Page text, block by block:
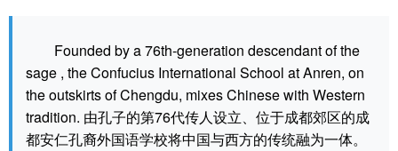
Founded by a 76th-generation descendant of the
sage , the Confucius International School at Anren, on
the outskirts of Chengdu, mixes Chinese with Western
tradition. 由孔子的第76代传人设立、位于成都郊区的成
都安仁孔裔外国语学校将中国与西方的传统融为一体。